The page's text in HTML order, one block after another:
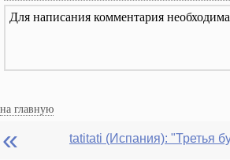
Для написания комментария необходима
на главную
«